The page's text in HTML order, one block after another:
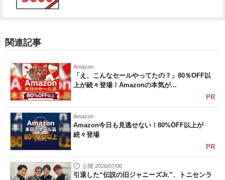
関連記事
Amazon
「え、こんなセールやってたの？」80％OFF以
上が続々登場！Amazonの本気が...
PR
Amazon
Amazon今日も見逃せない！80%OFF以上が
続々登場
PR
公開 2026/07/06
引退した“伝説の旧ジャニーズJr.”、トニセンラ